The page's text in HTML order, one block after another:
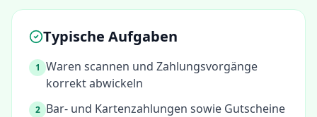
Typische Aufgaben
1 Waren scannen und Zahlungsvorgänge
korrekt abwickeln
2 Bar- und Kartenzahlungen sowie Gutscheine